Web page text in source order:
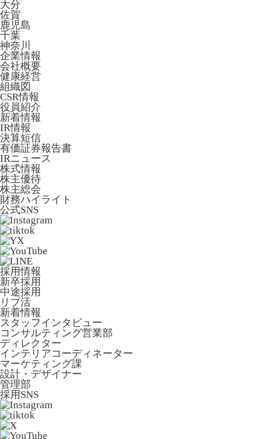
大分
佐賀
鹿児島
千葉
神奈川
企業情報
会社概要
健康経営
組織図
CSR情報
役員紹介
新着情報
IR情報
決算短信
有価証券報告書
IRニュース
株式情報
株主優待
株主総会
財務ハイライト
公式SNS
採用情報
新卒採用
中途採用
リブ活
新着情報
スタッフインタビュー
コンサルティング営業部
ディレクター
インテリアコーディネーター
マーケティング課
設計・デザイナー
管理部
採用SNS